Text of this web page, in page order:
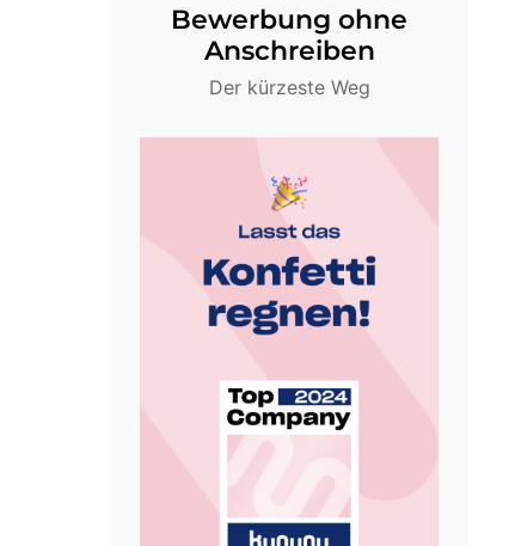
Bewerbung ohne
Anschreiben
Der kürzeste Weg